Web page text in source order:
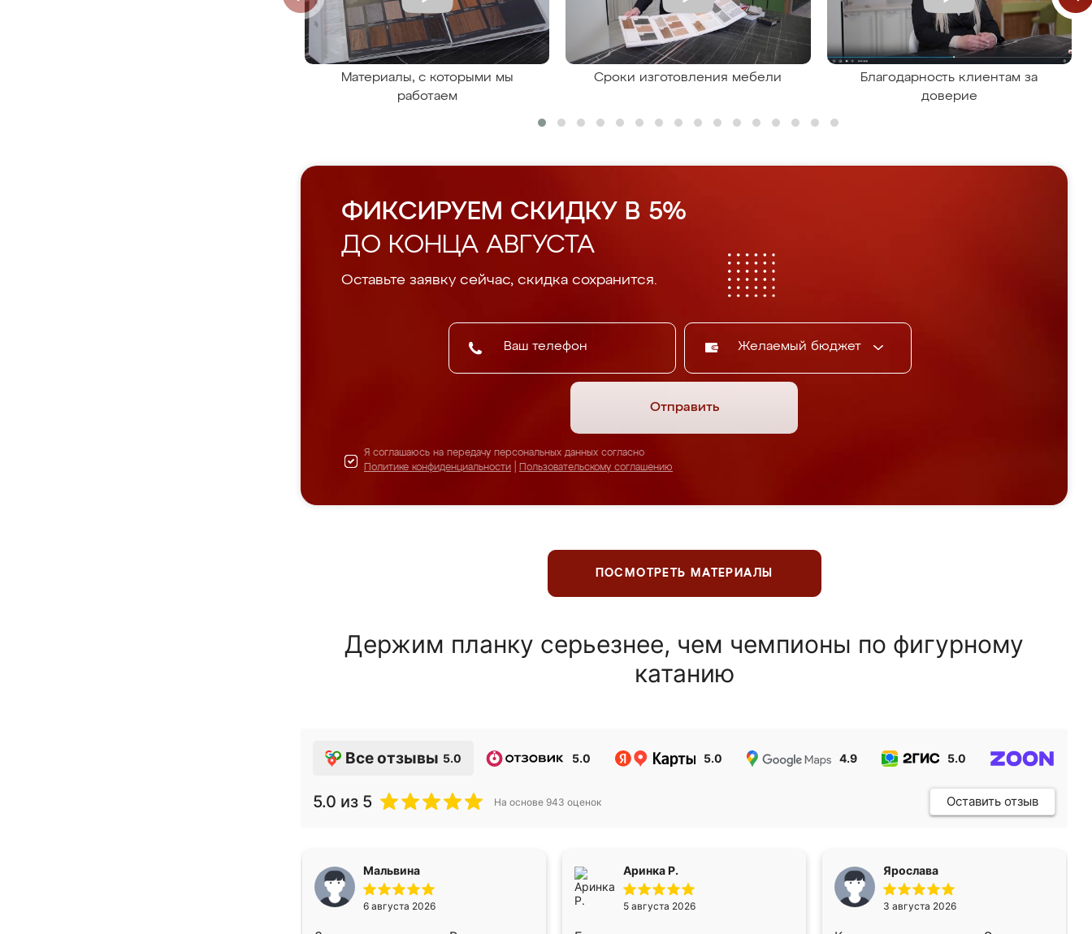
Материалы, с которыми мы
работаем
Сроки изготовления мебели
Благодарность клиентам за
доверие
ФИКСИРУЕМ СКИДКУ В 5%
ДО КОНЦА АВГУСТА
Оставьте заявку сейчас, скидка сохранится.
Желаемый бюджет
Отправить
Я соглашаюсь на передачу персональных данных согласно
Политике конфиденциальности
Пользовательскому соглашению
ПОСМОТРЕТЬ МАТЕРИАЛЫ
Держим планку серьезнее, чем чемпионы по фигурному
катанию
Все отзывы 5.0 5.0 5.0 4.9 5.0
5.0 из 5 На основе 943 оценок Оставить отзыв
Мальвина
6 августа 2026
Аринка Р.
5 августа 2026
Ярослава
3 августа 2026